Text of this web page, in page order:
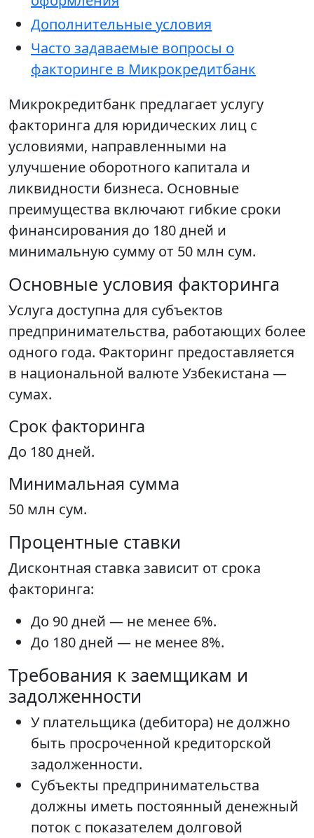
Дополнительные условия
Часто задаваемые вопросы о
факторинге в Микрокредитбанк
Микрокредитбанк предлагает услугу
факторинга для юридических лиц с
условиями, направленными на
улучшение оборотного капитала и
ликвидности бизнеса. Основные
преимущества включают гибкие сроки
финансирования до 180 дней и
минимальную сумму от 50 млн сум.
Основные условия факторинга
Услуга доступна для субъектов
предпринимательства, работающих более
одного года. Факторинг предоставляется
в национальной валюте Узбекистана —
сумах.
Срок факторинга
До 180 дней.
Минимальная сумма
50 млн сум.
Процентные ставки
Дисконтная ставка зависит от срока
факторинга:
До 90 дней — не менее 6%.
До 180 дней — не менее 8%.
Требования к заемщикам и
задолженности
У плательщика (дебитора) не должно
быть просроченной кредиторской
задолженности.
Субъекты предпринимательства
должны иметь постоянный денежный
поток с показателем долговой